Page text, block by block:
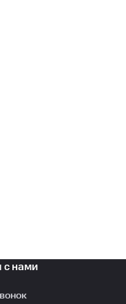
с нами